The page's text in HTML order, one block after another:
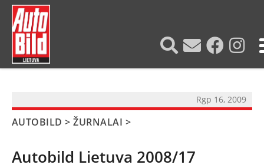
Rgp 16, 2009
AUTOBILD >ŽURNALAI >
Autobild Lietuva 2008/17